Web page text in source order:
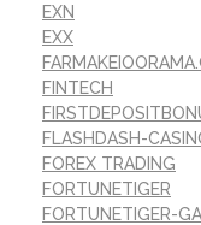
EXN
EXX
FINTECH
FLASHDASH-
FOREX TRADING
FORTUNETIGER
FORTUNETIGER-